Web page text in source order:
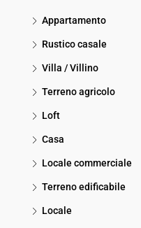
Appartamento
Rustico casale
Villa / Villino
Terreno agricolo
Loft
Casa
Locale commerciale
Terreno edificabile
Locale